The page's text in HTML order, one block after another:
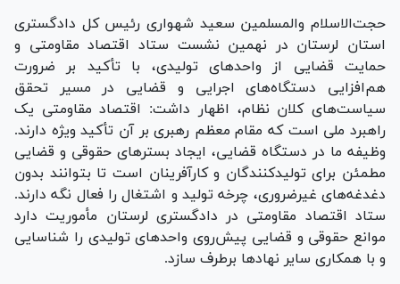
حجت‌الاسلام والمسلمین سعید شهواری رئیس کل دادگستری
استان لرستان در نهمین نشست ستاد اقتصاد مقاومتی و
حمایت قضایی از واحد‌های تولیدی، با تأکید بر ضرورت
هم‌افزایی دستگاه‌های اجرایی و قضایی در مسیر تحقق
سیاست‌های کلان نظام، اظهار داشت: اقتصاد مقاومتی یک
راهبرد ملی است که مقام معظم رهبری بر آن تأکید ویژه دارند.
وظیفه ما در دستگاه قضایی، ایجاد بستر‌های حقوقی و قضایی
مطمئن برای تولیدکنندگان و کارآفرینان است تا بتوانند بدون
دغدغه‌های غیرضروری، چرخه تولید و اشتغال را فعال نگه دارند.
ستاد اقتصاد مقاومتی در دادگستری لرستان مأموریت دارد
موانع حقوقی و قضایی پیش‌روی واحد‌های تولیدی را شناسایی
و با همکاری سایر نهاد‌ها برطرف سازد.